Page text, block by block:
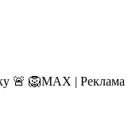
🚨 🦁MAX | Реклама